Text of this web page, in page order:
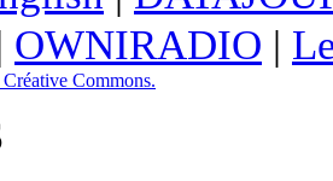
OWNIRADIO |
Commons.